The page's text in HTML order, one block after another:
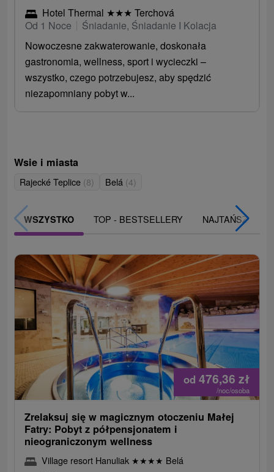
Hotel Thermal ★★★ Terchová
Od 1 Noce
Śniadanie, Śniadanie I Kolacja
Nowoczesne zakwaterowanie, doskonała
gastronomia, wellness, sport i wycieczki –
wszystko, czego potrzebujesz, aby spędzić
niezapomniany pobyt w...
Wsie i miasta
Rajecké Teplice (8) Belá (4)
WSZYSTKO TOP - BESTSELLERY NAJTAŃSZE
od 476,36 zł
/noc/osoba
Zrelaksuj się w magicznym otoczeniu Małej
Fatry: Pobyt z półpensjonatem i
nieograniczonym wellness
Village resort Hanuliak ★★★★ Belá